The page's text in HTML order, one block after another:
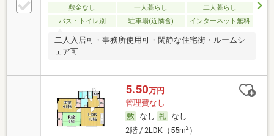
敷金なし 一人暮らし
二人暮らし
バス・トイレ別
駐車場(近隣含) インターネット無料
二人入居可・事務所使用可・閑静な住宅街・ルームシ
ェア可
5.50万円
管理費なし
なし
なし
2階 / 2LDK（55m2）